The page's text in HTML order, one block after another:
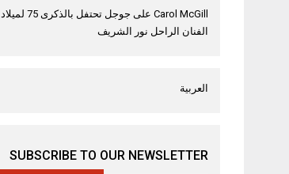
Carol McGill على
جوجل تحتفل بالذكرى 75 لميلاد
الفنان الراحل نور الشريف
العربية
SUBSCRIBE TO OUR NEWSLETTER